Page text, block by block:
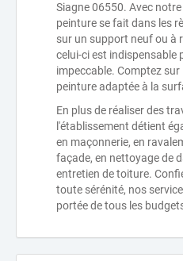
Siagne 06550. Avec
peinture se fait dans les
sur un support neuf ou à
celui-ci est indispensable
impeccable. Comptez
peinture adaptée à la
En plus de réaliser des
l'établissement détient
en maçonnerie, en
façade, en nettoyage de
entretien de toiture.
toute sérénité, nos
portée de tous les